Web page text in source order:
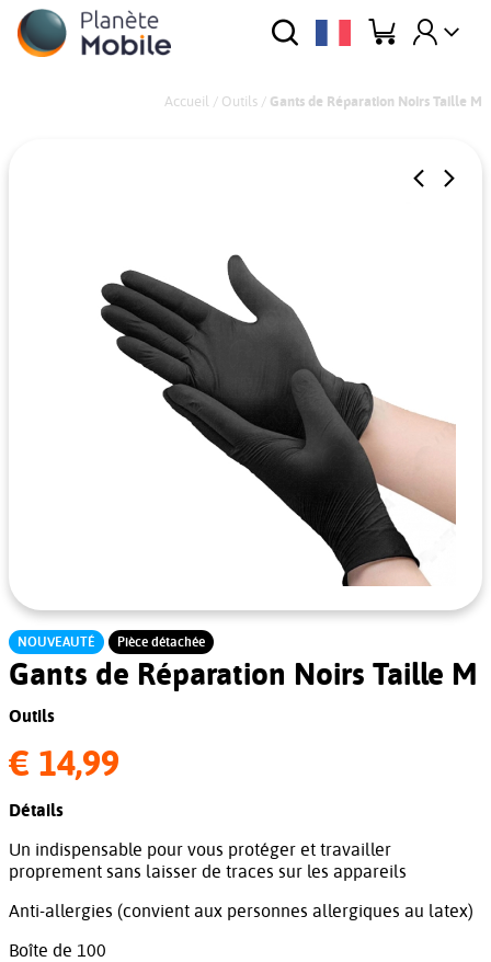
Accueil / Outils / Gants de Réparation Noirs Taille M
NOUVEAUTÉ Pièce détachée
Gants de Réparation Noirs Taille M
Outils
€ 14,99
Détails
Un indispensable pour vous protéger et travailler
proprement sans laisser de traces sur les appareils
Anti-allergies (convient aux personnes allergiques au latex)
Boîte de 100